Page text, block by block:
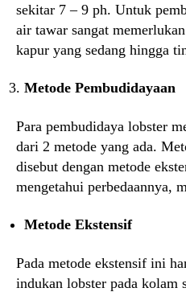
sekitar 7 – 9 ph. Untuk
air tawar sangat
kapur yang sedang hingga
Metode Pembudidayaan
Para pembudidaya lobster
dari 2 metode yang ada.
disebut dengan metode
mengetahui perbedaannya,
Metode Ekstensif
Pada metode ekstensif ini
indukan lobster pada kolam